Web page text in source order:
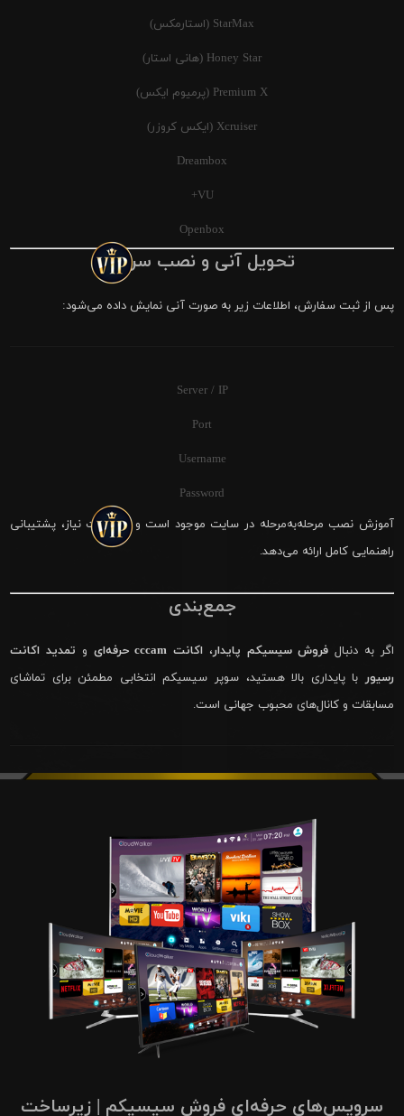
StarMax (استارمکس)
Honey Star (هانی استار)
Premium X (پرمیوم ایکس)
Xcruiser (ایکس کروزر)
Dreambox
VU+
Openbox
تحویل آنی و نصب سریع
پس از ثبت سفارش، اطلاعات زیر به صورت آنی نمایش داده می‌شود:
Server / IP
Port
Username
Password
آموزش نصب مرحله‌به‌مرحله در سایت موجود است و در صورت نیاز، پشتیبانی
راهنمایی کامل ارائه می‌دهد.
جمع‌بندی
اگر به دنبال فروش سیسیکم پایدار، اکانت cccam حرفه‌ای و تمدید اکانت
رسیور با پایداری بالا هستید، سوپر سیسیکم انتخابی مطمئن برای تماشای
مسابقات و کانال‌های محبوب جهانی است.
سرویس‌های حرفه‌ای فروش سیسیکم | زیرساخت